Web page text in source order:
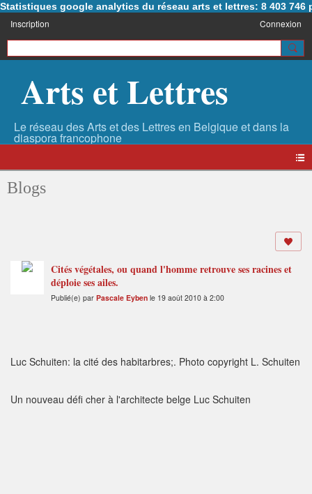
Statistiques google analytics du réseau arts et lettres: 8 403 746
Inscription Connexion
Arts et Lettres
Blogs
Cités végétales, ou quand l'homme retrouve ses racines et
déploie ses ailes.
Publié(e) par Pascale Eyben le 19 août 2010 à 2:00
Luc Schuiten: la cité des habitarbres;. Photo copyright L. Schuiten
Un nouveau défi cher à l'architecte belge Luc Schuiten